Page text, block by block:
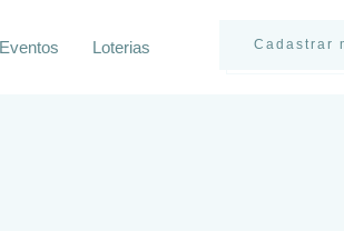
Cadastrar
Eventos Loterias